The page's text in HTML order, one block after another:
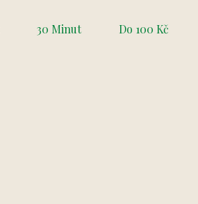
30 Minut Do 100 Kč